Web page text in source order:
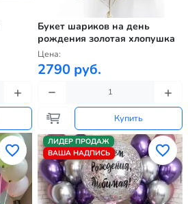
Букет шариков на день
рождения золотая хлопушка
Цена:
2790 руб.
Купить
ЛИДЕР ПРОДАЖ
ВАША НАДПИСЬ